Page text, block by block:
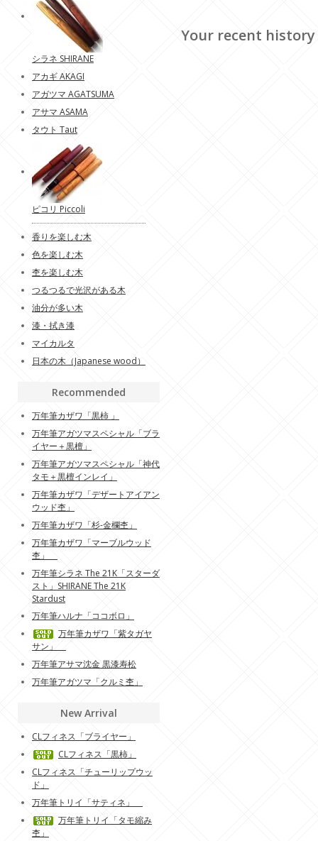
Your recent history
シラネ SHIRANE
アカギ AKAGI
アガツマ AGATSUMA
アサマ ASAMA
タウト Taut
ピコリ Piccoli
香りを楽しむ木
色を楽しむ木
杢を楽しむ木
つるつるで光沢がある木
油分が多い木
漆・拭き漆
マイカルタ
日本の木（Japanese wood）
Recommended
万年筆カザワ「黒柿 」
万年筆アガツマスペシャル「ブラ
イヤー＋黒檀」
万年筆アガツマスペシャル「神代
タモ＋黒檀インレイ」
万年筆カザワ「デザートアイアン
ウッド杢」
万年筆カザワ「杉-金欄杢」
万年筆カザワ「マーブルウッド
杢」
万年筆シラネ The 21K「スターダ
スト」SHIRANE The 21K
Stardust
万年筆ハルナ「ココボロ」
万年筆カザワ「紫タガヤ
サン」
万年筆アサマ沈金 黒漆寿松
万年筆アガツマ「クルミ杢」
New Arrival
CLフィネス「ブライヤー」
CLフィネス「黒柿」
CLフィネス「チューリップウッ
ド」
万年筆トリイ「サティネ」
万年筆トリイ「タモ縮み
杢」